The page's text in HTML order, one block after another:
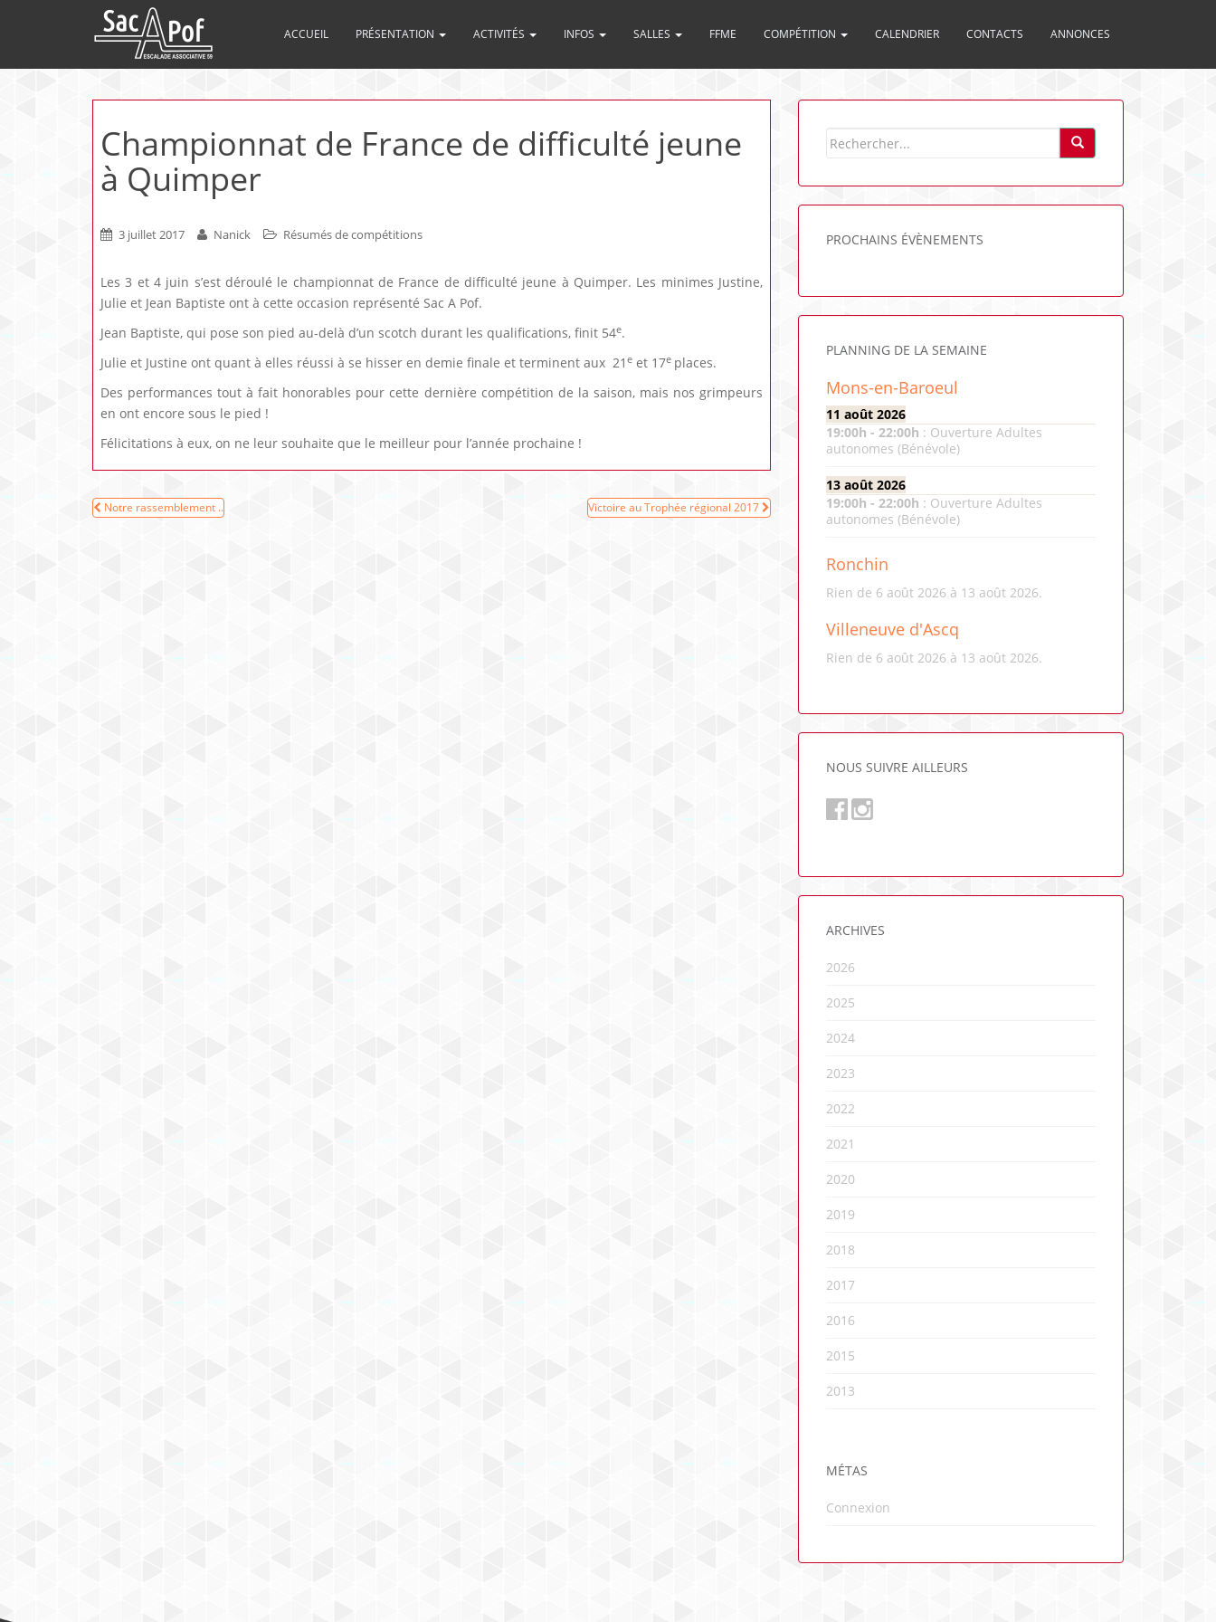
ACCUEIL PRÉSENTATION ACTIVITÉS INFOS SALLES FFME COMPÉTITION CALENDRIER CONTACTS ANNONCES
Championnat de France de difficulté jeune
à Quimper
3 juillet 2017 Nanick Résumés de compétitions
Les 3 et 4 juin s’est déroulé le championnat de France de difficulté jeune à Quimper. Les minimes Justine,
Julie et Jean Baptiste ont à cette occasion représenté Sac A Pof.
Jean Baptiste, qui pose son pied au-delà d’un scotch durant les qualifications, finit 54e.
Julie et Justine ont quant à elles réussi à se hisser en demie finale et terminent aux 21 e et 17e places.
Des performances tout à fait honorables pour cette dernière compétition de la saison, mais nos grimpeurs
en ont encore sous le pied !
Félicitations à eux, on ne leur souhaite que le meilleur pour l’année prochaine !
Navigation
Notre rassemblement .. Victoire au Trophée régional 2017
PROCHAINS ÉVÈNEMENTS
PLANNING DE LA SEMAINE
Mons-en-Baroeul
11 août 2026
19:00h - 22:00h : Ouverture Adultes
autonomes (Bénévole)
13 août 2026
19:00h - 22:00h : Ouverture Adultes
autonomes (Bénévole)
Ronchin
Rien de 6 août 2026 à 13 août 2026.
Villeneuve d'Ascq
Rien de 6 août 2026 à 13 août 2026.
NOUS SUIVRE AILLEURS
ARCHIVES
2026
2025
2024
2023
2022
2021
2020
2019
2018
2017
2016
2015
2013
MÉTAS
Connexion